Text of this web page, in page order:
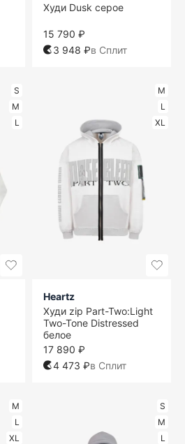
Худи Dusk серое
15 790 ₽
3 948 ₽в Сплит
S
M
L
M
L
XL
Heartz
Худи zip Part-Two:Light
Two-Tone Distressed
белое
17 890 ₽
4 473 ₽в Сплит
M
L
XL
S
M
L